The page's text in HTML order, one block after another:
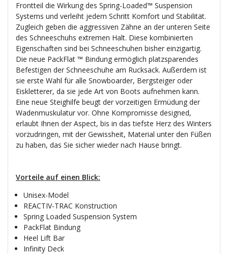
Frontteil die Wirkung des Spring-Loaded™ Suspension
Systems und verleiht jedem Schritt Komfort und Stabilität.
Zugleich geben die aggressiven Zähne an der unteren Seite
des Schneeschuhs extremen Halt. Diese kombinierten
Eigenschaften sind bei Schneeschuhen bisher einzigartig.
Die neue PackFlat ™ Bindung ermöglich platzsparendes
Befestigen der Schneeschuhe am Rucksack. Außerdem ist
sie erste Wahl für alle Snowboarder, Bergsteiger oder
Eiskletterer, da sie jede Art von Boots aufnehmen kann.
Eine neue Steighilfe beugt der vorzeitigen Ermüdung der
Wadenmuskulatur vor. Ohne Kompromisse designed,
erlaubt Ihnen der Aspect, bis in das tiefste Herz des Winters
vorzudringen, mit der Gewissheit, Material unter den Füßen
zu haben, das Sie sicher wieder nach Hause bringt.
Vorteile auf einen Blick:
Unisex-Model
REACTIV-TRAC Konstruction
Spring Loaded Suspension System
PackFlat Bindung
Heel Lift Bar
Infinity Deck